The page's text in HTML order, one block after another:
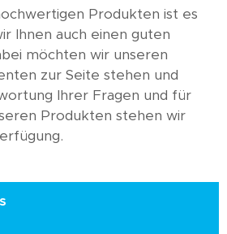
Produkten ist es
Ihnen auch einen guten
möchten wir unseren
zur Seite stehen und
Ihrer Fragen und für
Produkten stehen wir